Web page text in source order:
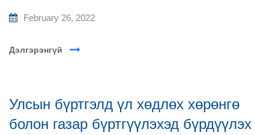
February 26, 2022
Дэлгэрэнгүй
Улсын бүртгэлд үл хөдлөх хөрөнгө
болон газар бүртгүүлэхэд бүрдүүлэх